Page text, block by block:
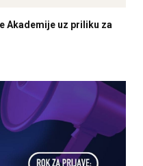
Akademije uz priliku za